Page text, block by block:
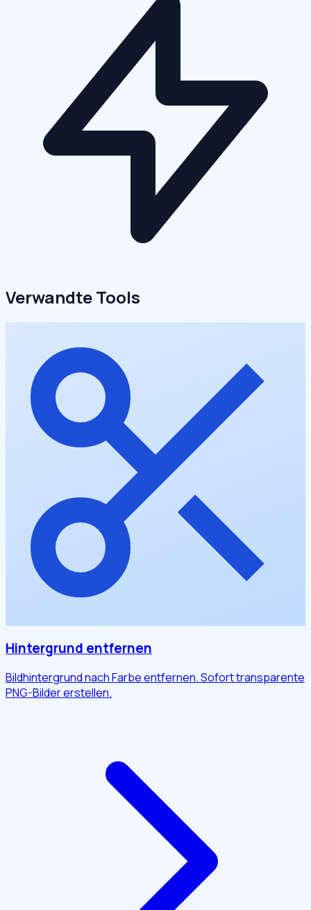
Verwandte Tools
Hintergrund entfernen
Bildhintergrund nach Farbe entfernen. Sofort transparente
PNG-Bilder erstellen.